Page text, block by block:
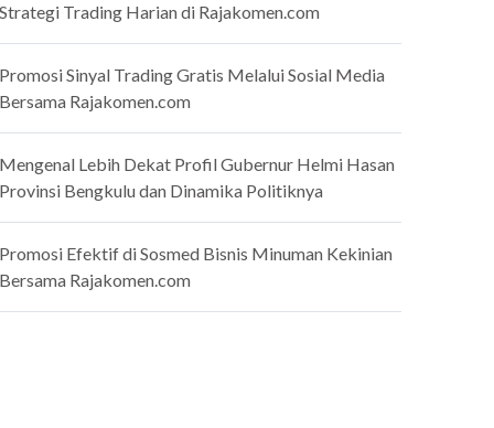
Trading Harian di Rajakomen.com
Sinyal Trading Gratis Melalui Sosial Media
Rajakomen.com
Lebih Dekat Profil Gubernur Helmi Hasan
Bengkulu dan Dinamika Politiknya
Efektif di Sosmed Bisnis Minuman Kekinian
Rajakomen.com